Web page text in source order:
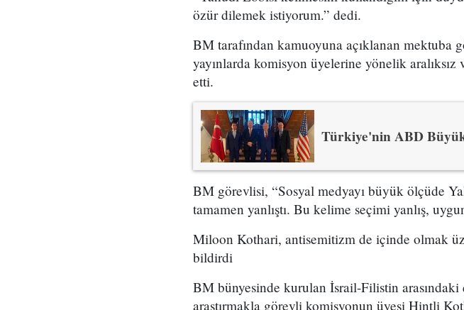
özür dilemek istiyorum.” dedi.
BM tarafından kamuoyuna açıklanan mektuba
yayınlarda komisyon üyelerine yönelik
etti.
Türkiye'nin ABD
BM görevlisi, “Sosyal medyayı büyük ölçüde
tamamen yanlıştı. Bu kelime seçimi yanlış,
Miloon Kothari, antisemitizm de içinde olmak
bildirdi
BM bünyesinde kurulan İsrail-Filistin arasındaki
araştırmakla görevli komisyonun üyesi Hintli